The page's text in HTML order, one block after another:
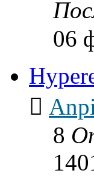
06
8